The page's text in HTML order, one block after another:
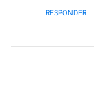
RESPONDER